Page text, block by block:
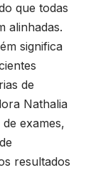
que todas
alinhadas.
significa
de
Nathalia
exames,
resultados